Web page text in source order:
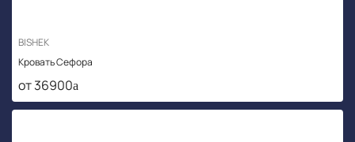
BISHEK
Кровать Сефора
от 36900